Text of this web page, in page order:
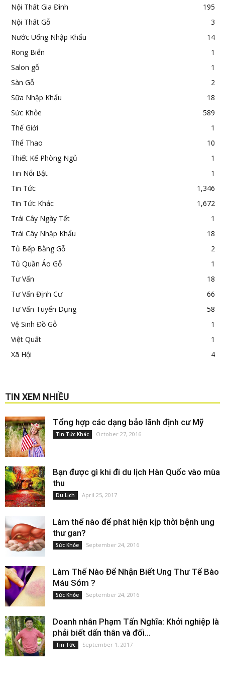
Nội Thất Gia Đình
195
Nội Thất Gỗ
3
Nước Uống Nhập Khẩu
14
Rong Biển
1
Salon gỗ
1
Sàn Gỗ
2
Sữa Nhập Khẩu
18
Sức Khỏe
589
Thế Giới
1
Thể Thao
10
Thiết Kế Phòng Ngủ
1
Tin Nổi Bật
1
Tin Tức
1,346
Tin Tức Khác
1,672
Trái Cây Ngày Tết
1
Trái Cây Nhập Khẩu
18
Tủ Bếp Bằng Gỗ
2
Tủ Quần Áo Gỗ
1
Tư Vấn
18
Tư Vấn Định Cư
66
Tư Vấn Tuyển Dụng
58
Vệ Sinh Đồ Gỗ
1
Việt Quất
1
Xã Hội
4
TIN XEM NHIỀU
Tổng hợp các dạng bảo lãnh định cư Mỹ
Tin Tức Khác October 27, 2016
Bạn được gì khi đi du lịch Hàn Quốc vào mùa
thu
Du Lịch April 25, 2017
Làm thế nào để phát hiện kịp thời bệnh ung
thư gan?
Sức Khỏe September 24, 2016
Làm Thế Nào Để Nhận Biết Ung Thư Tế Bào
Máu Sớm ?
Sức Khỏe September 24, 2016
Doanh nhân Phạm Tấn Nghĩa: Khởi nghiệp là
phải biết dấn thân và đối...
Tin Tức September 1, 2017